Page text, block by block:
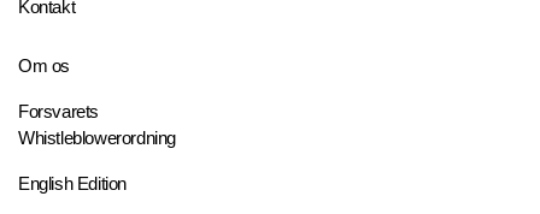
Kontakt
Om os
Forsvarets
Whistleblowerordning
English Edition